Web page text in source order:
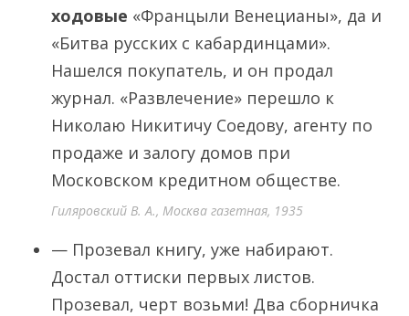
ходовые «Францыли Венецианы», да и
«Битва русских с кабардинцами».
Нашелся покупатель, и он продал
журнал. «Развлечение» перешло к
Николаю Никитичу Соедову, агенту по
продаже и залогу домов при
Московском кредитном обществе.
Гиляровский В. А., Москва газетная, 1935
— Прозевал книгу, уже набирают.
Достал оттиски первых листов.
Прозевал, черт возьми! Два сборничка